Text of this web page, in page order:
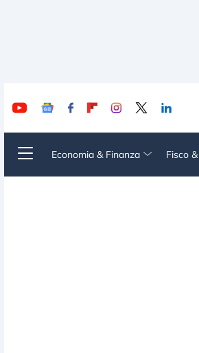
Economia & Finanza Fisco